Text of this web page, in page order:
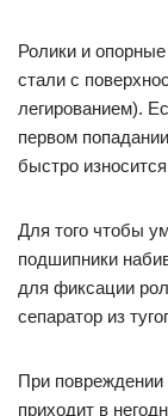
Ролики и
стали с
легированием).
первом
быстро износится
Для того чтобы
подшипники
для фиксации
сепаратор из
При
приходит в